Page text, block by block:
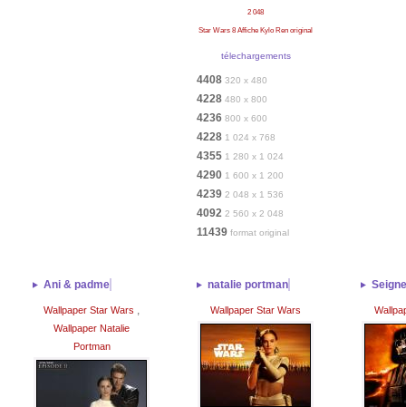
2 048
Star Wars 8 Affiche Kylo Ren original
télechargements
4408 320 x 480
4228 480 x 800
4236 800 x 600
4228 1 024 x 768
4355 1 280 x 1 024
4290 1 600 x 1 200
4239 2 048 x 1 536
4092 2 560 x 2 048
11439 format original
Ani & padme
Wallpaper Star Wars ,
Wallpaper Natalie
Portman
natalie portman
Wallpaper Star Wars